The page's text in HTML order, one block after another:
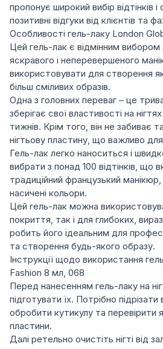
пропонує широкий вибір відтінків
позитивні відгуки від клієнтів та
Особливості гель-лаку London
Цей гель-лак є відмінним
яскравого і неперевершеного
використовувати для створення
більш сміливих образів.
Одна з головних переваг – це
зберігає свої властивості на
тижнів. Крім того, він не забиває
нігтьову пластину, що важливо
Гель-лак легко наноситься і
вибрати з понад 100 відтінків, що
традиційний французький манікюр,
насичені кольори.
Цей гель-лак можна
покриття, так і для глибоких,
робить його ідеальним для
та створення будь-якого образу.
Інструкції щодо використання
Fashion 8 мл, 068
Перед нанесенням гель-лаку на
підготувати їх. Потрібно підрізати
обробити кутикулу та перевірити
пластини.
Далі ретельно очистіть нігті від